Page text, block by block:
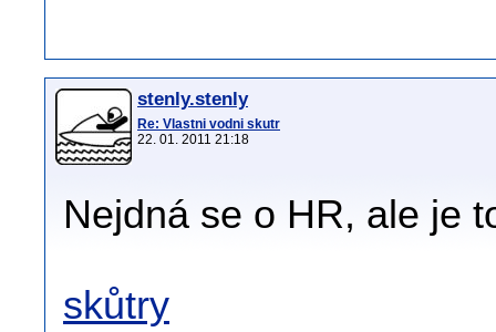
stenly.stenly
Re: Vlastni vodni skutr
22. 01. 2011 21:18
Nejdná se o HR, ale je
skůtry